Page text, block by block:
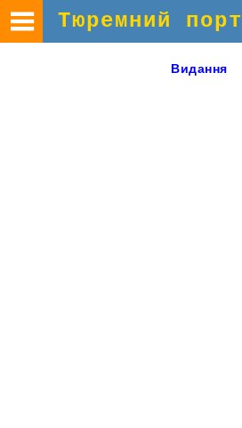
Тюремний
Видання